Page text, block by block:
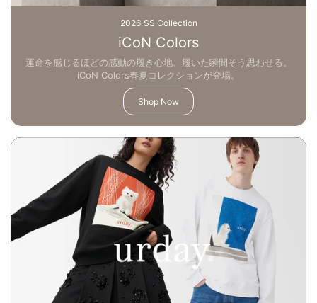
2026 SS Collection
iCoN Colors
運命を感じるほどの感動の履き心地、履いた瞬間そう思わせる。
iCoN Colors春夏コレクションが登場。
Shop Now